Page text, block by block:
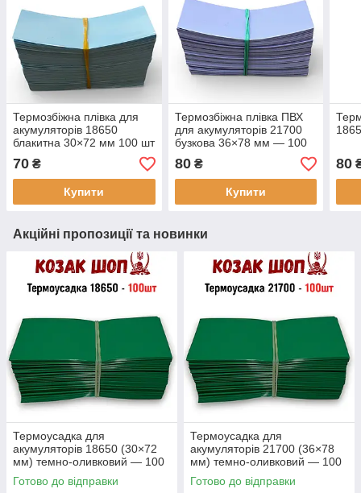
Термозбіжна плівка для
акумуляторів 18650
блакитна 30×72 мм 100 шт
ПВХ плівка Li-Ion готові
відрізки
70 ₴
Купити
Термозбіжна плівка ПВХ
для акумуляторів 21700
бузкова 36×78 мм — 100
шт Samsung 40T плівка/
ізоляція Li-ion
80₴
Купити
80
Акційні пропозиції та новинки
Термоусадка для
акумуляторів 18650 (30×72
мм) темно-оливковий — 100
шт від Козак Шоп
Готово до відправки
Термоусадка для
акумуляторів 21700 (36×78
мм) темно-оливковий — 100
шт від Козак Шоп
Готово до відправки